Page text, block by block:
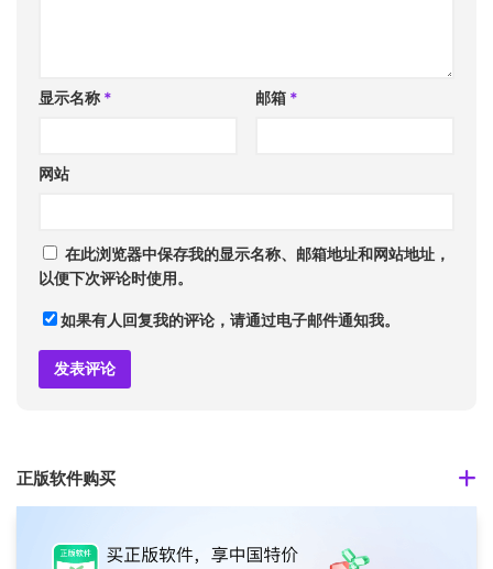
显示名称 * 邮箱 *
网站
在此浏览器中保存我的显示名称、邮箱地址和网站地址，
以便下次评论时使用。
如果有人回复我的评论，请通过电子邮件通知我。
正版软件购买